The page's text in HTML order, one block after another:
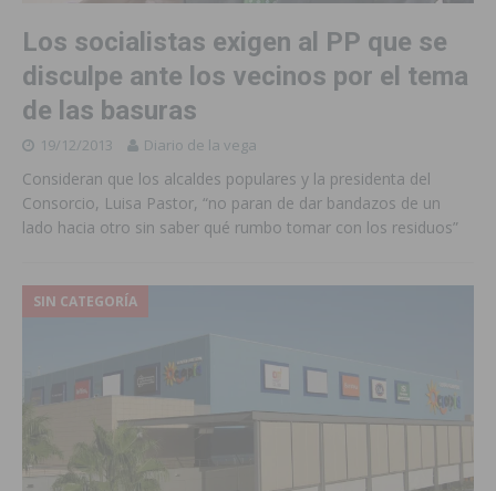
Los socialistas exigen al PP que se
disculpe ante los vecinos por el tema
de las basuras
19/12/2013 Diario de la vega
Consideran que los alcaldes populares y la presidenta del
Consorcio, Luisa Pastor, “no paran de dar bandazos de un
lado hacia otro sin saber qué rumbo tomar con los residuos”
SIN CATEGORÍA